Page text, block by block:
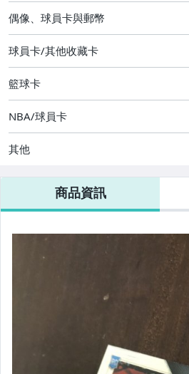
偶像、球員卡與郵幣
球員卡/其他收藏卡
籃球卡
NBA/球員卡
其他
商品資訊